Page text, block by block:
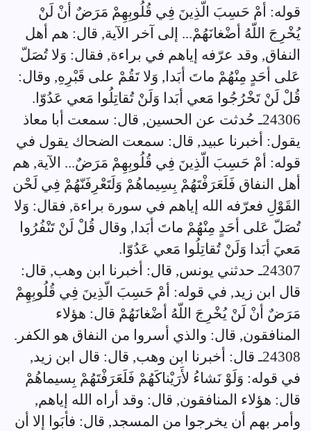
قوله: أمْ حَسِبَ الّذِينَ فِي قُلُوبِهِمْ مَرَضٌ أنْ لَنْ
يُخْرِجَ اللّهُ أضْغانَهُمْ... إلى آخر الآية, قال: هم أهل
النفاق, وقد عرّفه إياهم في براءة, فقال: وَلا تُصَلّ
عَلى أحَدٍ مِنْهُمْ ماتَ أبَدا, وَلا تَقُمْ على قَبْرِهِ, وقال:
قُلْ لَنْ تَخْرُجُوا مَعي أبَدا وَلَنْ تُقاتِلُوا مَعي عَدُوّا.
24306ـ حُدثت عن الحسين, قال: سمعت أبا معاذ
يقول: أخبرنا عبيد, قال: سمعت الضحاك يقول في
قوله: أمْ حَسِبَ الّذِينَ فِي قُلُوبِهِمْ مَرَضٌ... الآية, هم
أهل النفاق فَلَعَرَفْتَهُمْ بِسِيماهُمْ وَلَتَعْرِفَنّهُمْ فِي لَحْن
القَوْلِ فعرّفه الله إياهم في سورة براءة, فقال: وَلا
تُصَلّ عَلى أحَدٍ مِنْهُمْ ماتَ أبَدا, وقال قُلْ لَنْ تَنْفُرُوا
مَعيَ أبَدا وَلَنْ تُقاتِلُوا مَعي عَدُوّا.
24307ـ حدثني يونس, قال: أخبرنا ابن وهب, قال:
قال ابن زيد, في قوله: أمْ حَسِبَ الّذِينَ فِي قُلُوبِهِمْ
مَرَضٌ أنْ لَنْ يُخْرِجَ اللّهُ أضْغانَهُمْ قال: هؤلاء
المنافقون, قال: والذي أسروا من النفاق هو الكفر.
24308ـ قال: أخبرنا ابن وهب, قال: قال ابن زيد,
في قوله: وَلَوْ نَشاءُ لأَرَيْناكَهُمْ فَلَعَرَفْتَهُمْ بِسيماهُمْ
قال: هؤلاء المنافقون, قال: وقد أراه الله إياهم,
وأمر بهم أن يخرجوا من المسجد, قال: فأبَوا إلا أن